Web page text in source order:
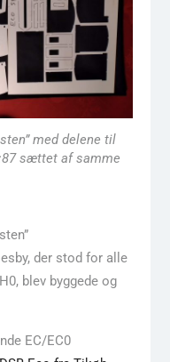
med delene til
sættet af samme
der stod for alle
blev byggede og
EC/EC0